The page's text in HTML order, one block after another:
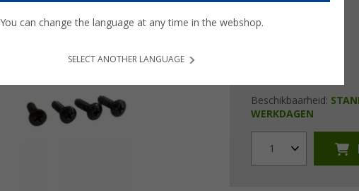
Beschikbaarheid:
WERKDAGEN
1
You can change the language at any time in the webshop.
SELECT ANOTHER LANGUAGE